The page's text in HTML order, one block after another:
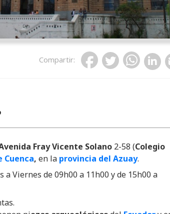
Compartir:
Fray Vicente Solano 2-58 (Colegio
Cuenca, en la provincia del Azuay.
a Viernes de 09h00 a 11h00 y de 15h00 a